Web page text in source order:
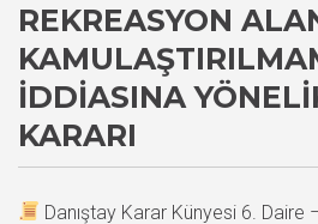
REKREASYON
İDDIASINA
KARARI
Danıştay Karar Künyesi 6.